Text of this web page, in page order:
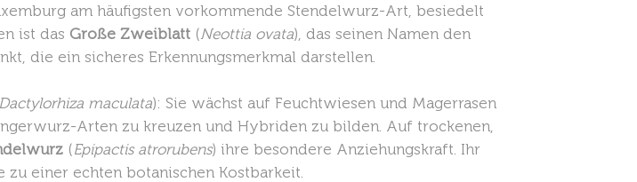
am häufigsten vorkommende Stendelwurz-Art, besiedelt
ist das Große Zweiblatt (Neottia ovata), das seinen Namen den
die ein sicheres Erkennungsmerkmal darstellen.
Dactylorhiza maculata): Sie wächst auf Feuchtwiesen und Magerrasen
Arten zu kreuzen und Hybriden zu bilden. Auf trockenen,
(Epipactis atrorubens) ihre besondere Anziehungskraft. Ihr
einer echten botanischen Kostbarkeit.